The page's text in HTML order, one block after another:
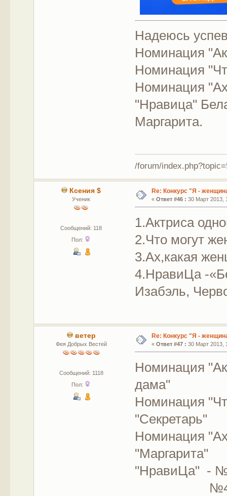
Надеюсь
Номинация
Номинация
Номинация
"Нравица"
Маргарита.
/forum/
Ксения $
Ученик
Сообщений: 118
Пол:
Re: Конкурс "Я -
« Ответ #46 : 30 Март 2013,
1.Актриса
2.Что могут
3.Ах,какая
4.НравиЦа -
Изабэль,
ветер
Фея Добрых Вестей
Сообщений: 1118
Пол:
Re: Конкурс "Я -
« Ответ #47 : 30 Март 2013,
дама"
Номинация
"Секретарь"
Номинация
"Маргарита"
"НравиЦа" -
№4